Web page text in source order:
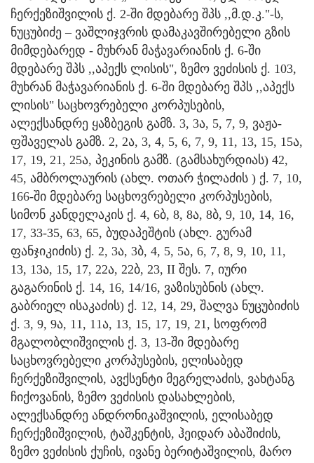
ჩერქეზიშვილის ქ. 2-ში მდებარე შპს ,,მ.დ.კ."-ს,
ნუცუბიძე – ვაშლიჯვრის დამაკავშირებელი გზის
მიმდებარედ - მუხრან მაჭავარიანის ქ. 6-ში
მდებარე შპს ,,აპექს ლისის", ზემო ვეძისის ქ. 103,
მუხრან მაჭავარიანის ქ. 6-ში მდებარე შპს ,,აპექს
ლისის" საცხოვრებელი კორპუსების,
ალექსანდრე ყაზბეგის გამზ. 3, 3ა, 5, 7, 9, ვაჟა-
ფშაველას გამზ. 2, 2ა, 3, 4, 5, 6, 7, 9, 11, 13, 15, 15ა,
17, 19, 21, 25ა, პეკინის გამზ. (გამსახურდიას) 42,
45, ამბროლაურის (ახლ. ოთარ ჭილაძის ) ქ. 7, 10,
166-ში მდებარე საცხოვრებელი კორპუსების,
სიმონ კანდელაკის ქ. 4, 6ბ, 8, 8ა, 8ბ, 9, 10, 14, 16,
17, 33-35, 63, 65, ბუდაპეშტის (ახლ. გურამ
ფანჯიკიძის) ქ. 2, 3ა, 3ბ, 4, 5, 5ა, 6, 7, 8, 9, 10, 11,
13, 13ა, 15, 17, 22ა, 22ბ, 23, II შეს. 7, იური
გაგარინის ქ. 14, 16, 14/16, ვაზისუბნის (ახლ.
გაბრიელ ისაკაძის) ქ. 12, 14, 29, შალვა ნუცუბიძის
ქ. 3, 9, 9ა, 11, 11ა, 13, 15, 17, 19, 21, სოფრომ
მგალობლიშვილის ქ. 3, 13-ში მდებარე
საცხოვრებელი კორპუსების, ელისაბედ
ჩერქეზიშვილის, ავქსენტი მეგრელაძის, ვახტანგ
ჩიქოვანის, ზემო ვეძისის დასახლების,
ალექსანდრე ანდრონიკაშვილის, ელისაბედ
ჩერქეზიშვილის, ტაშკენტის, ჰეიდარ აბაშიძის,
ზემო ვეძისის ქუჩის, ივანე ბერიტაშვილის, მარო